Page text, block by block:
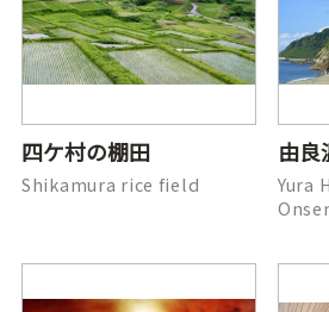
四ケ村の棚田
Shikamura rice field
由良
Yura